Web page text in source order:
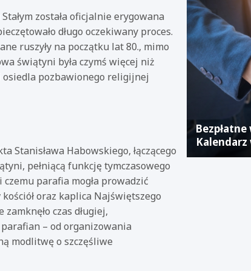
została oficjalnie erygowana
długo oczekiwany proces.
ruszyły na początku lat 80., mimo
świątyni była czymś więcej niż
osiedla pozbawionego religijnej
Stanisława Habowskiego, łączącego
pełniącą funkcję tymczasowego
parafia mogła prowadzić
oraz kaplica Najświętszego
czas długiej,
– od organizowania
modlitwę o szczęśliwe